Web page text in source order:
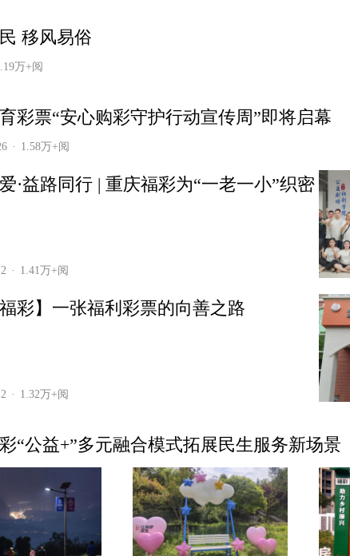
移风易俗
万+阅
彩票“安心购彩守护行动宣传周”即将启幕
1.58万+阅
·益路同行 | 重庆福彩为“一老一小”织密
1.41万+阅
福彩】一张福利彩票的向善之路
1.32万+阅
“公益+”多元融合模式拓展民生服务新场景